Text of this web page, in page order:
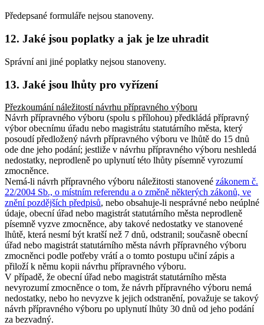
Předepsané formuláře nejsou stanoveny.
12. Jaké jsou poplatky a jak je lze uhradit
Správní ani jiné poplatky nejsou stanoveny.
13. Jaké jsou lhůty pro vyřízení
Přezkoumání náležitostí návrhu přípravného výboru
Návrh přípravného výboru (spolu s přílohou) předkládá přípravný
výbor obecnímu úřadu nebo magistrátu statutárního města, který
posoudí předložený návrh přípravného výboru ve lhůtě do 15 dnů
ode dne jeho podání; jestliže v návrhu přípravného výboru neshledá
nedostatky, neprodleně po uplynutí této lhůty písemně vyrozumí
zmocněnce.
Nemá-li návrh přípravného výboru náležitosti stanovené zákonem č.
22/2004 Sb., o místním referendu a o změně některých zákonů, ve
znění pozdějších předpisů, nebo obsahuje-li nesprávné nebo neúplné
údaje, obecní úřad nebo magistrát statutárního města neprodleně
písemně vyzve zmocněnce, aby takové nedostatky ve stanovené
lhůtě, která nesmí být kratší než 7 dnů, odstranil; současně obecní
úřad nebo magistrát statutárního města návrh přípravného výboru
zmocněnci podle potřeby vrátí a o tomto postupu učiní zápis a
přiloží k němu kopii návrhu přípravného výboru.
V případě, že obecní úřad nebo magistrát statutárního města
nevyrozumí zmocněnce o tom, že návrh přípravného výboru nemá
nedostatky, nebo ho nevyzve k jejich odstranění, považuje se takový
návrh přípravného výboru po uplynutí lhůty 30 dnů od jeho podání
za bezvadný.